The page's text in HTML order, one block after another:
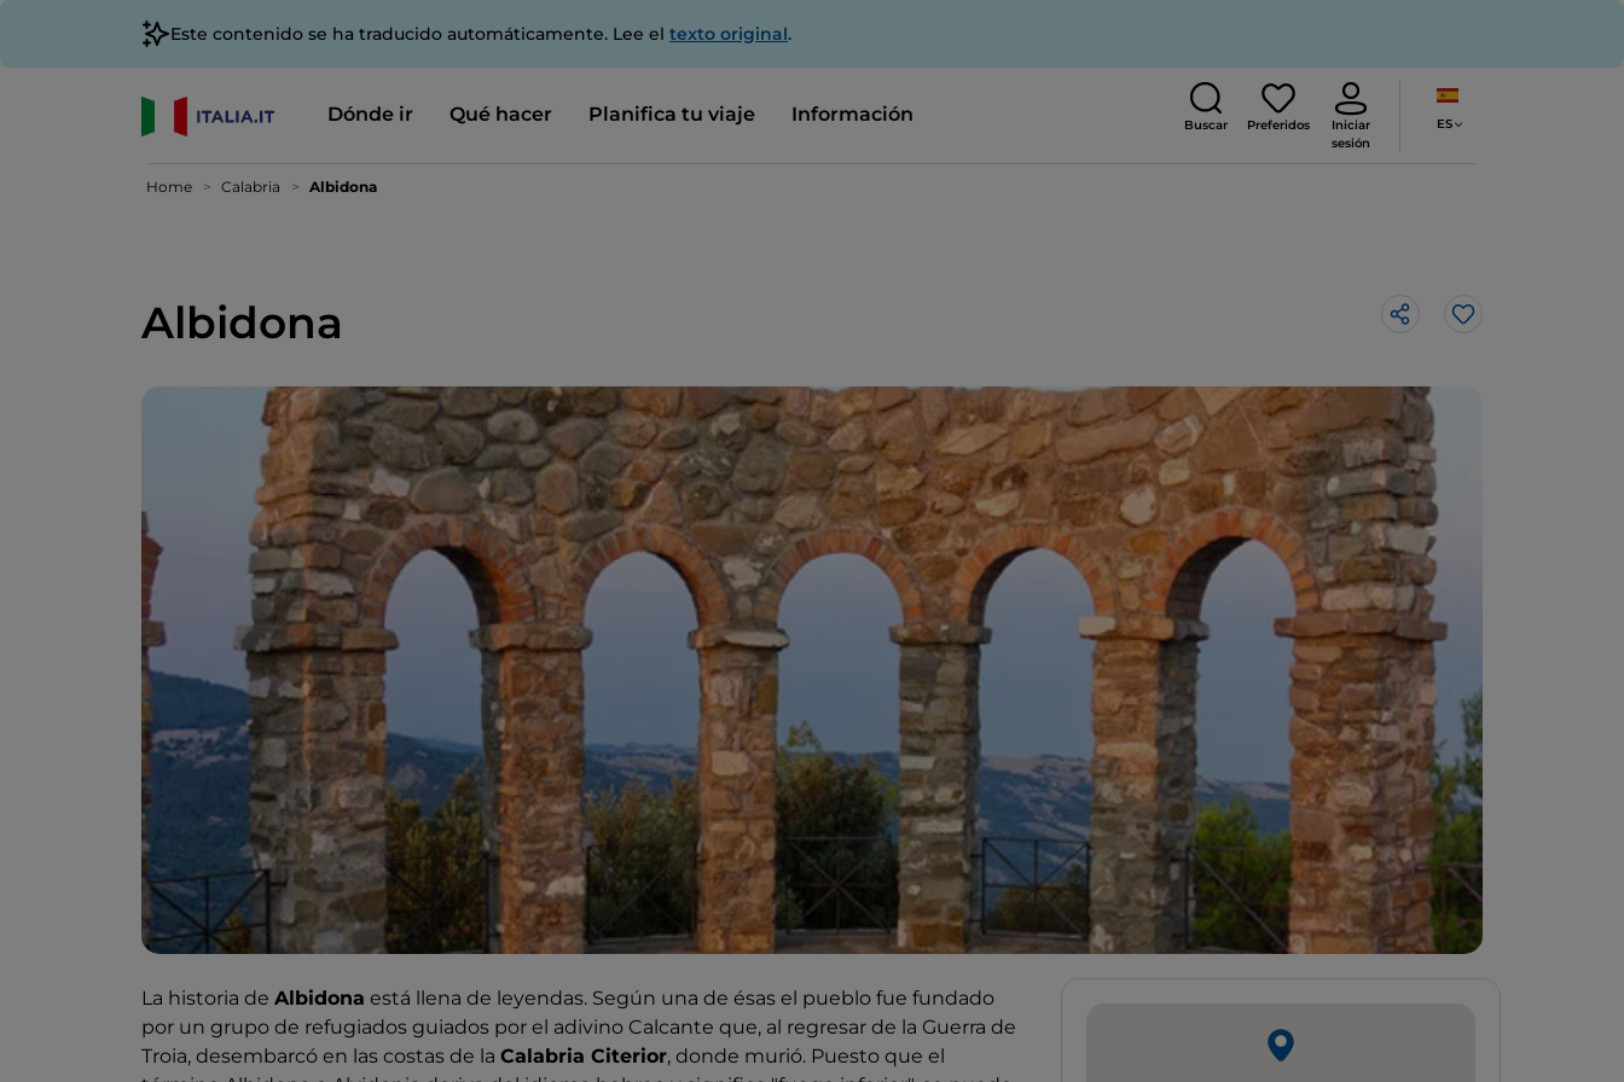
Este contenido se ha traducido automáticamente. Lee el texto original.
Dónde ir Qué hacer Planifica tu viaje Información Buscar Preferidos
Iniciar
sesión
ES
Home Calabria Albidona
Albidona Me gusta
La historia de Albidona está llena de leyendas. Según una de ésas el pueblo fue fundado
por un grupo de refugiados guiados por el adivino Calcante que, al regresar de la Guerra de
Troia, desembarcó en las costas de la Calabria Citerior, donde murió. Puesto que el